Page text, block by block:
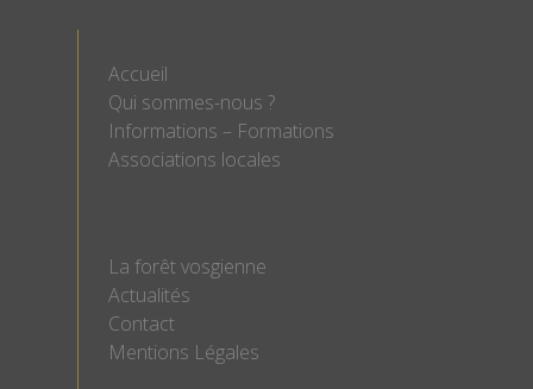
Accueil
Qui sommes-nous ?
Informations – Formations
Associations locales
La forêt vosgienne
Actualités
Contact
Mentions Légales